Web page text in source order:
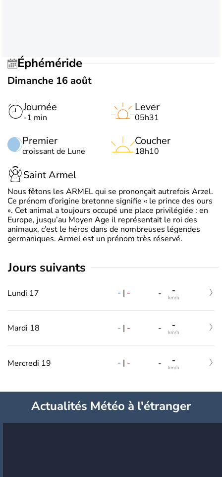
Éphéméride
Dimanche 16 août
Journée
-1 min
Premier
croissant de Lune
Lever
05h31
Coucher
18h10
Saint Armel
Nous fêtons les ARMEL qui se prononçait autrefois Arzel.
Ce prénom d’origine bretonne signifie « le prince des ours
». Cet animal a toujours occupé une place privilégiée : en
Europe, jusqu’au Moyen Age il représentait le roi des
animaux, c’est le héros dans de nombreuses légendes
germaniques. Armel est un prénom très réservé.
jours suivants
Lundi 17 - | - - -
km/h
Mardi 18 - | - - -
km/h
Mercredi 19 - | - - -
km/h
Actualités Météo à l'étranger